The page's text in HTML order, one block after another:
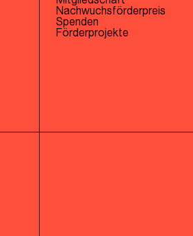
Nachwuchsförderpreis
Spenden
Förderprojekte